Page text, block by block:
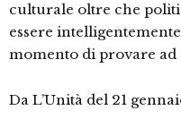
culturale oltre che
essere
momento di provare ad
Da L’Unità del 21